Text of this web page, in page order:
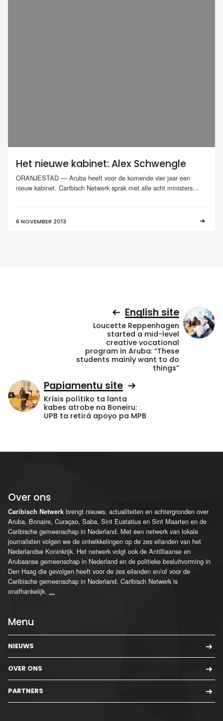
Het nieuwe kabinet: Alex Schwengle
ORANJESTAD — Aruba heeft voor de komende vier jaar een
nieuw kabinet. Caribisch Netwerk sprak met alle acht ministers...
6 NOVEMBER 2013
English site
Loucette Reppenhagen
started a mid-level
creative vocational
program in Aruba: “These
students mainly want to do
things”
Papiamentu site
Krísis polítiko ta lanta
kabes atrobe na Boneiru:
UPB ta retirá apoyo pa MPB
Over ons
Caribisch Netwerk brengt nieuws, actualiteiten en achtergronden over
Aruba, Bonaire, Curaçao, Saba, Sint Eustatius en Sint Maarten en de
Caribische gemeenschap in Nederland. Met een netwerk van lokale
journalisten volgen we de ontwikkelingen op de zes eilanden van het
Nederlandse Koninkrijk. Het netwerk volgt ook de Antilliaanse en
Arubaanse gemeenschap in Nederland en de politieke besluitvorming in
Den Haag die gevolgen heeft voor de zes eilanden en/of voor de
Caribische gemeenschap in Nederland. Caribisch Netwerk is
onafhankelijk. ...
Menu
NIEUWS
OVER ONS
PARTNERS